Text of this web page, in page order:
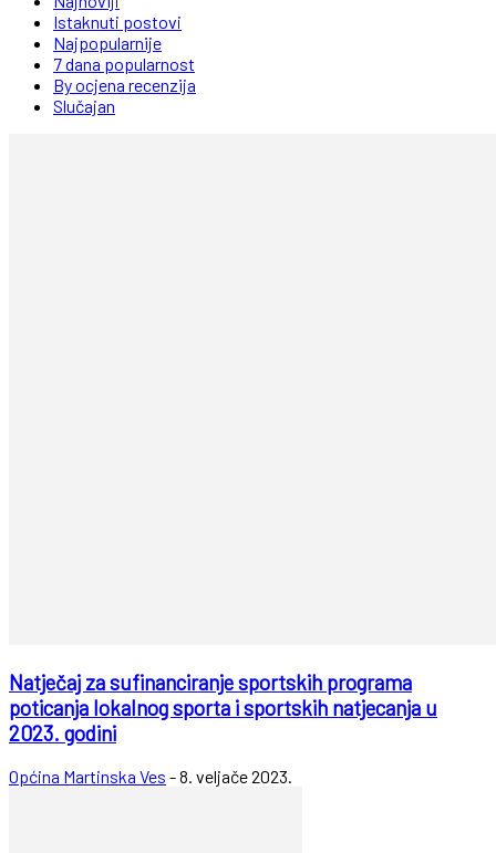
Istaknuti postovi
Najpopularnije
7 dana popularnost
By ocjena recenzija
Slučajan
Natječaj za sufinanciranje sportskih programa
poticanja lokalnog sporta i sportskih natjecanja u
2023. godini
Općina Martinska Ves -8. veljače 2023.